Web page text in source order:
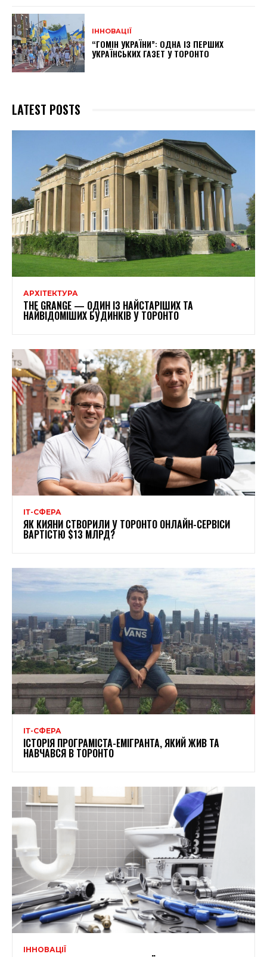
ІННОВАЦІЇ
“ГОМІН УКРАЇНИ”: ОДНА ІЗ ПЕРШИХ
УКРАЇНСЬКИХ ГАЗЕТ У ТОРОНТО
LATEST POSTS
АРХІТЕКТУРА
THE GRANGE — ОДИН ІЗ НАЙСТАРІШИХ ТА
НАЙВІДОМІШИХ БУДИНКІВ У ТОРОНТО
ІТ-СФЕРА
ЯК КИЯНИ СТВОРИЛИ У ТОРОНТО ОНЛАЙН-СЕРВІСИ
ВАРТІСТЮ $13 МЛРД?
ІТ-СФЕРА
ІСТОРІЯ ПРОГРАМІСТА-ЕМІГРАНТА, ЯКИЙ ЖИВ ТА
НАВЧАВСЯ В ТОРОНТО
ІННОВАЦІЇ